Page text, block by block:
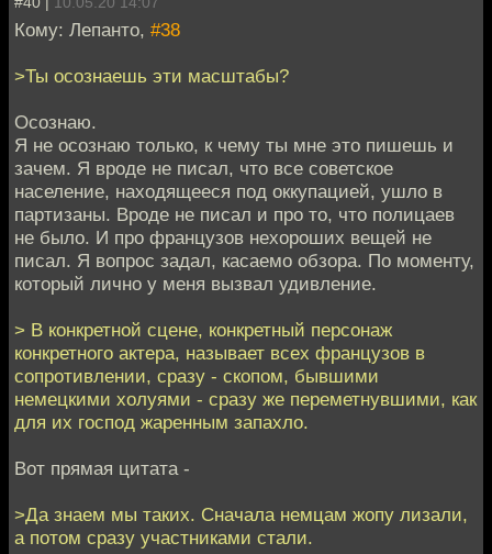
Кому: Лепанто, #38
>Ты осознаешь эти масштабы?
Осознаю.
Я не осознаю только, к чему ты мне это пишешь и
зачем. Я вроде не писал, что все советское
население, находящееся под оккупацией, ушло в
партизаны. Вроде не писал и про то, что полицаев
не было. И про французов нехороших вещей не
писал. Я вопрос задал, касаемо обзора. По моменту,
который лично у меня вызвал удивление.
> В конкретной сцене, конкретный персонаж
конкретного актера, называет всех французов в
сопротивлении, сразу - скопом, бывшими
немецкими холуями - сразу же переметнувшими, как
для их господ жаренным запахло.
Вот прямая цитата -
>Да знаем мы таких. Сначала немцам жопу лизали,
а потом сразу участниками стали.